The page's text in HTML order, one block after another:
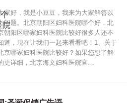
家好，我是小豆豆，我来为大家解答以
问题。北京朝阳区妇科医院哪个好，北
朝阳区哪家妇科医院比较好很多人还不
道，现在让我们一起来看看吧！1、关于
京哪家妇科医院比较好？如果您想了解
更详细，北京海文妇科医院官…